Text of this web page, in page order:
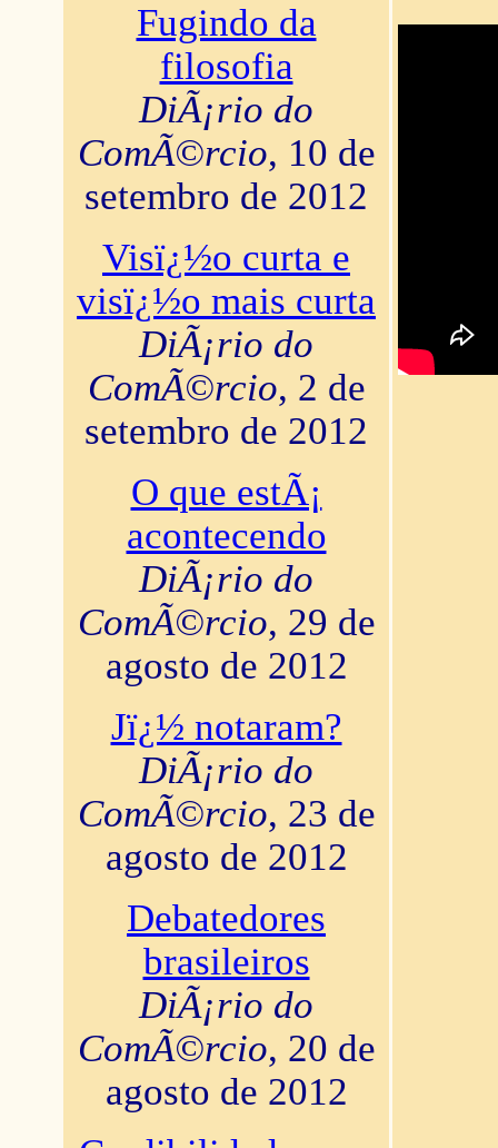
Fugindo da
filosofia
DiÃ¡rio do
ComÃ©rcio, 10 de
setembro de 2012
Visï¿½o curta e
visï¿½o mais curta
DiÃ¡rio do
ComÃ©rcio, 2 de
setembro de 2012
O que estÃ¡
acontecendo
DiÃ¡rio do
ComÃ©rcio, 29 de
agosto de 2012
Jï¿½ notaram?
DiÃ¡rio do
ComÃ©rcio, 23 de
agosto de 2012
Debatedores
brasileiros
DiÃ¡rio do
ComÃ©rcio, 20 de
agosto de 2012